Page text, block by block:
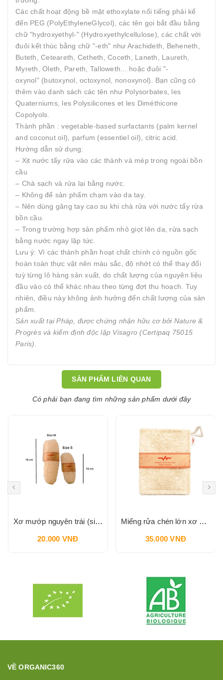
Các chất hoạt động bề mặt ethoxylate nổi tiếng phải kể
đến PEG (PolyEthyleneGlycol), các tên gọi bắt đầu bằng
chữ "hydroxyethyl-" (Hydroxyethylcellulose), các chất với
đuôi kết thúc bằng chữ "-eth" như Arachideth, Beheneth,
Buteth, Ceteareth, Cetheth, Coceth, Laneth, Laureth,
Myreth, Oleth, Pareth, Talloweth... hoặc đuôi "-
oxynol" (butoxynol, octoxynol, nonoxynol). Bạn cũng có
thêm vào danh sách các tên như Polysorbates, les
Quaterniums, les Polysilicones et les Diméthicone
Copolyols.
Thành phần : vegetable-based surfactants (palm kernel
and coconut oil), parfum (essentiel oil), citric acid.
Hướng dẫn sử dụng:
– Xịt nước tẩy rửa vào các thành và mép trong ngoài bồn
cầu
– Chà sạch và rửa lại bằng nước.
– Không để sản phẩm chạm vào da tay.
– Nên dùng găng tay cao su khi chà rửa với nước tẩy rửa
bồn cầu.
– Trong trường hợp sản phẩm nhỏ giọt lên da, rửa sạch
bằng nước ngay lập tức.
Lưu ý: Vì các thành phần hoạt chất chính có nguồn gốc
hoàn toàn thực vật nên màu sắc, độ nhớt có thể thay đổi
tuỳ từng lô hàng sản xuất, do chất lượng của nguyên liệu
đầu vào có thể khác nhau theo từng đợt thu hoạch. Tuy
nhiên, điều này không ảnh hưởng đến chất lượng của sản
phẩm.
Sản xuất tại Pháp, được chứng nhận hữu cơ bởi Nature &
Progrès và kiểm định độc lập Visagro (Certipaq 75015
Paris).
SẢN PHẨM LIÊN QUAN
Có phải bạn đang tìm những sản phẩm dưới đây
Xơ mướp nguyên trái (size S) VI LÂM
20.000 VNĐ
Miếng rửa chén lớn xơ mướp ( hình chữ nhật) VI LÂM
35.000 VNĐ
VỀ ORGANIC360